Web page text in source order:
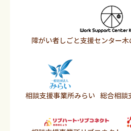
障がい者しごと支援センター
相談支援事業所みらい 総合相談